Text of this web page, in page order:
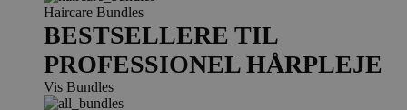
Haircare Bundles
BESTSELLERE TIL
PROFESSIONEL HÅRPLEJE
Vis Bundles